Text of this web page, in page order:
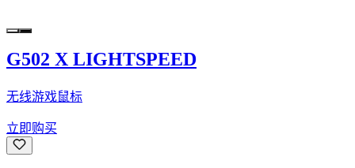
G502 X LIGHTSPEED
无线游戏鼠标
立即购买